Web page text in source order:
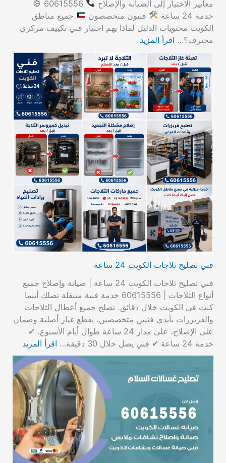
معايير الاختيار إلى الصيانة والإصلاح
خدمة 24 ساعة
فنيون متخصصون
جميع مناطق
الكويت محتويات الدليل لماذا يهم اختيار فني تكييف مركزي
محترف؟… اقرأ المزيد
فني تصليح ثلاجات الكويت 24 ساعة
فني تصليح ثلاجات الكويت 24 ساعة | صيانة وإصلاح جميع
أنواع الثلاجات | 60615556 خدمة فنية متنقلة تصلك أينما
كنت في الكويت خلال دقائق. نصلح جميع أعطال الثلاجات
والفريزرات بأيدي فنيين متخصصين، بقطع غيار أصلية وضمان
على الإصلاح، على مدار 24 ساعة طوال أيام الأسبوع. ✔
خدمة 24 ساعة ✔ فني يصل خلال 30 دقيقة…
اقرأ المزيد